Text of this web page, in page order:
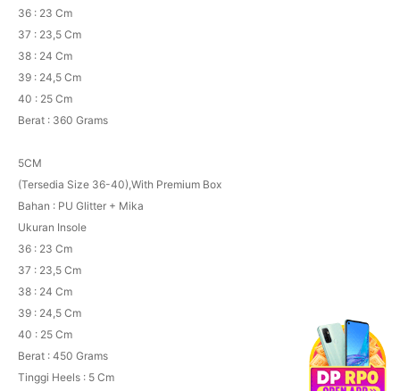
36 : 23 Cm
37 : 23,5 Cm
38 : 24 Cm
39 : 24,5 Cm
40 : 25 Cm
Berat : 360 Grams
5CM
(Tersedia Size 36-40),With Premium Box
Bahan : PU Glitter + Mika
Ukuran Insole
36 : 23 Cm
37 : 23,5 Cm
38 : 24 Cm
39 : 24,5 Cm
40 : 25 Cm
Berat : 450 Grams
Tinggi Heels : 5 Cm